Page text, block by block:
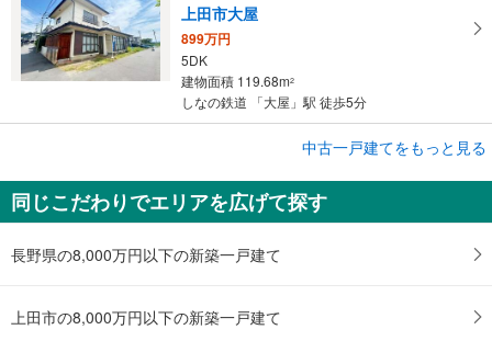
上田市大屋
899万円
5DK
建物面積 119.68m2
しなの鉄道 「大屋」駅 徒歩5分
東御市和
500万円
1R×9棟
建物面積 43.74m
しなの鉄道 「大屋」駅 徒歩12分
中古一戸建てをもっと見る
同じこだわりでエリアを広げて探す
長野県の8,000万円以下の新築一戸建て
上田市の8,000万円以下の新築一戸建て